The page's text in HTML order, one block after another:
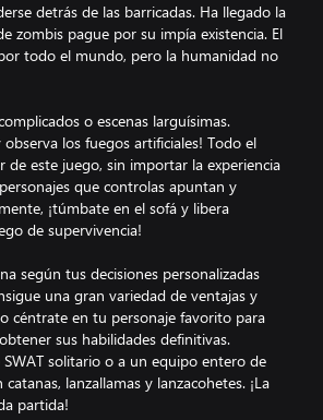
detrás de las barricadas. Ha llegado la
zombis pague por su impía existencia. El
todo el mundo, pero la humanidad no
o escenas larguísimas.
observa los fuegos artificiales! Todo el
de este juego, sin importar la experiencia
que controlas apuntan y
¡túmbate en el sofá y libera
de supervivencia!
según tus decisiones personalizadas
una gran variedad de ventajas y
céntrate en tu personaje favorito para
sus habilidades definitivas.
solitario o a un equipo entero de
lanzallamas y lanzacohetes. ¡La
partida!